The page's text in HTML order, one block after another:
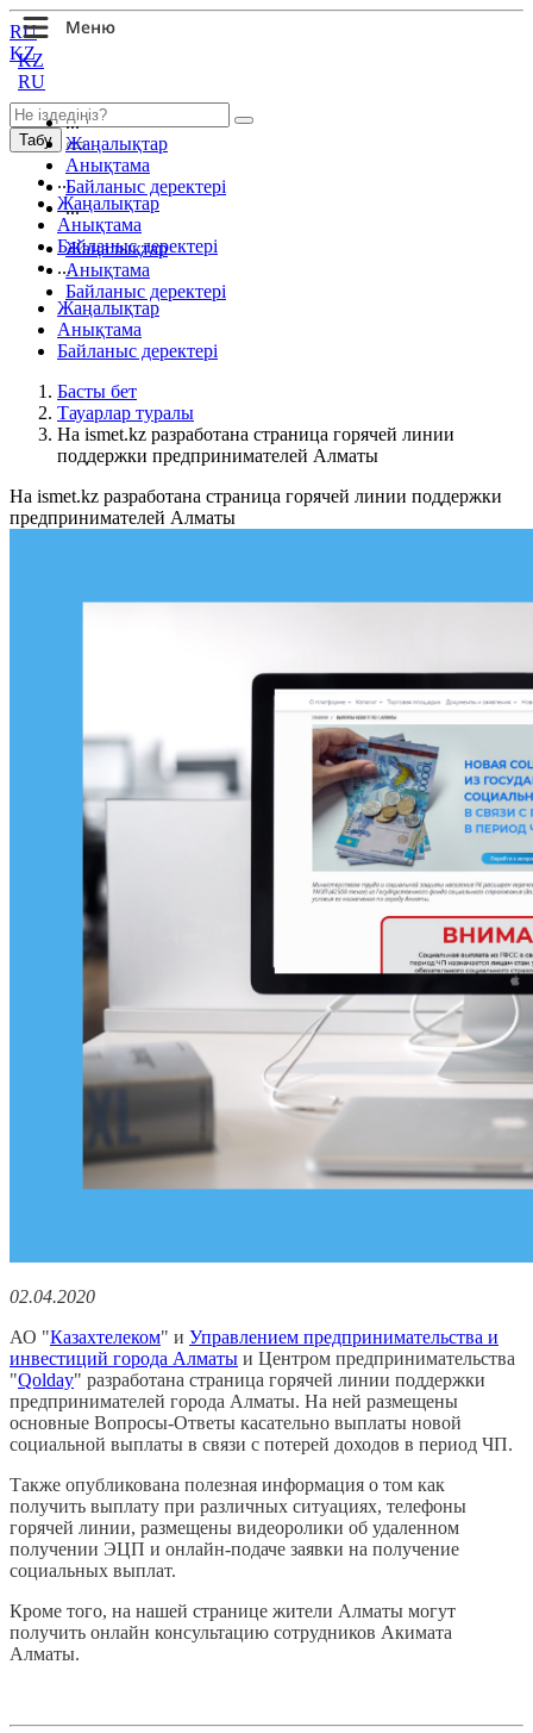
KZ
RU
...
Жаңалықтар
Анықтама
Байланыс деректері
...
Жаңалықтар
Анықтама
Байланыс деректері
RU
KZ
Табу
...
Жаңалықтар
Анықтама
Байланыс деректері
...
Жаңалықтар
Анықтама
Байланыс деректері
Басты бет
Тауарлар туралы
На ismet.kz разработана страница горячей линии
поддержки предпринимателей Алматы
На ismet.kz разработана страница горячей линии поддержки
предпринимателей Алматы
02.04.2020
АО "Казахтелеком" и Управлением предпринимательства и
инвестиций города Алматы и Центром предпринимательства
"Qolday" разработана страница горячей линии поддержки
предпринимателей города Алматы. На ней размещены
основные Вопросы-Ответы касательно выплаты новой
социальной выплаты в связи с потерей доходов в период ЧП.
Также опубликована полезная информация о том как
получить выплату при различных ситуациях, телефоны
горячей линии, размещены видеоролики об удаленном
получении ЭЦП и онлайн-подаче заявки на получение
социальных выплат.
Кроме того, на нашей странице жители Алматы могут
получить онлайн консультацию сотрудников Акимата
Алматы.